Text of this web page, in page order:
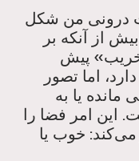
درونی من شکل
از آنکه بر
پیش
اما تصور
یا به
این امر فضا را
خوب یا